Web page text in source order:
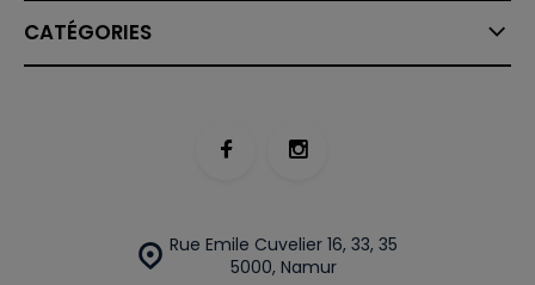
CATÉGORIES
Rue Emile Cuvelier 16, 33, 35
5000, Namur